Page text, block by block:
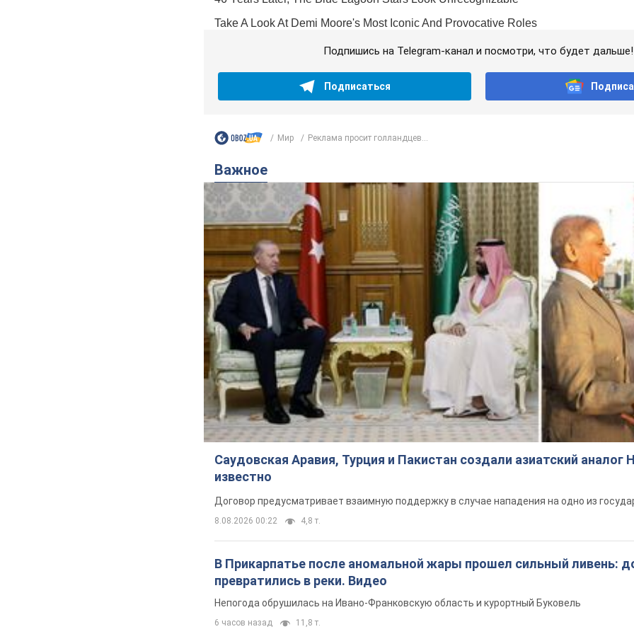
Подпишись на Telegram-канал и посмотри, что будет дальше!
Подписаться
Мир Реклама просит голландцев...
Важное
Саудовская Аравия, Турция и Пакистан создали азиатский аналог
известно
Договор предусматривает взаимную поддержку в случае нападения на одно из
8.08.2026 00:22 4,8 т.
В Прикарпатье после аномальной жары прошел сильный ливень:
превратились в реки. Видео
Непогода обрушилась на Ивано-Франковскую область и курортный Буковель
6 часов назад 11,8 т.